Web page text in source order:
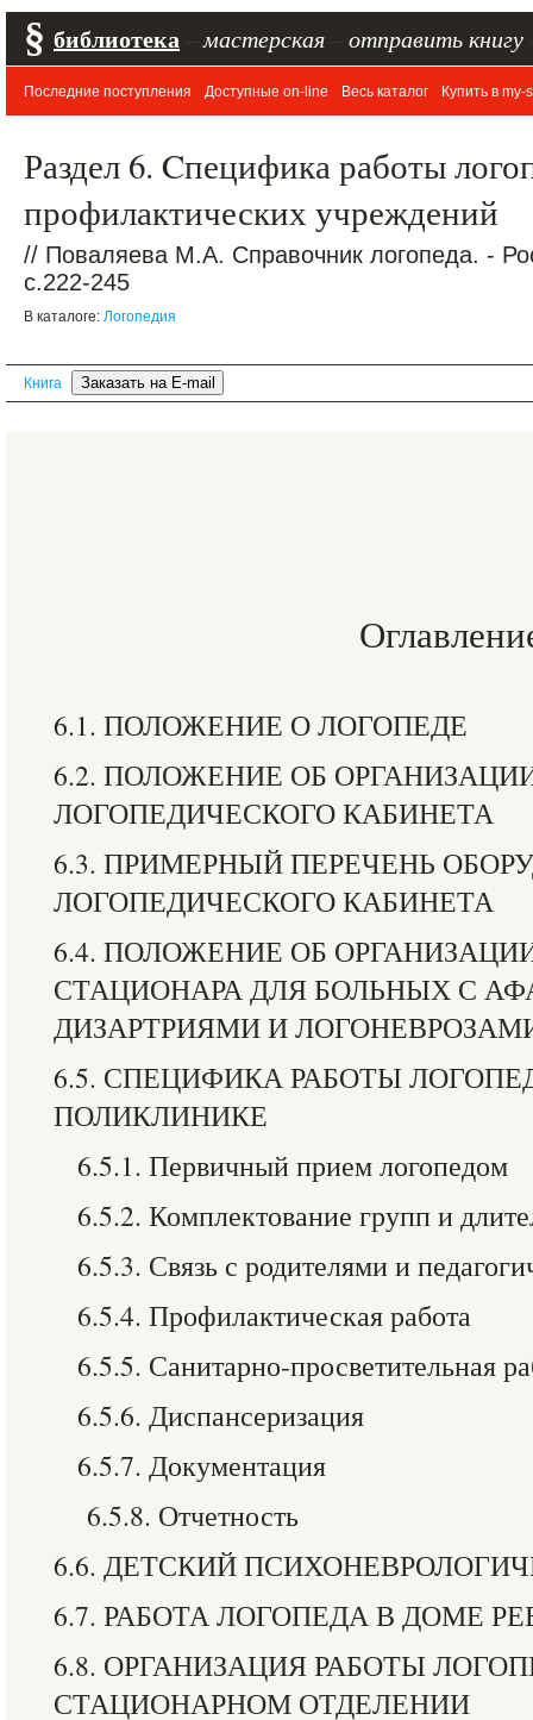
§ библиотека мастерская отправить книгу
Последние поступления Доступные on-line Весь каталог Купить в my-
Раздел 6. Cпецифика работы
профилактических учреждений
// Поваляева М.А. Справочник логопеда. -
c.222-245
В каталоге: Логопедия
Книга
6.1. ПОЛОЖЕНИЕ О ЛОГОПЕДЕ
6.2. ПОЛОЖЕНИЕ ОБ
ЛОГОПЕДИЧЕСКОГО КАБИНЕТА
6.3. ПРИМЕРНЫЙ ПЕРЕЧЕНЬ
ЛОГОПЕДИЧЕСКОГО КАБИНЕТА
6.4. ПОЛОЖЕНИЕ ОБ
СТАЦИОНАРА ДЛЯ БОЛЬНЫХ С
ДИЗАРТРИЯМИ И
6.5. СПЕЦИФИКА РАБОТЫ
ПОЛИКЛИНИКЕ
6.5.1. Первичный прием логопедом
6.5.2. Комплектование групп и
6.5.3. Связь с родителями и
6.5.4. Профилактическая работа
6.5.5. Санитарно-просветительная
6.5.6. Диспансеризация
6.5.7. Документация
6.5.8. Отчетность
6.6. ДЕТСКИЙ
6.7. РАБОТА ЛОГОПЕДА В ДОМЕ
6.8. ОРГАНИЗАЦИЯ РАБОТЫ
СТАЦИОНАРНОМ ОТДЕЛЕНИИ